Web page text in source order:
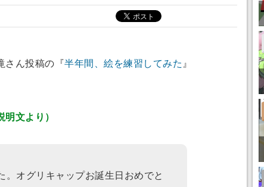
ん投稿の『半年間、絵を練習してみた 』
文より）
。オグリキャップお誕生日おめでと